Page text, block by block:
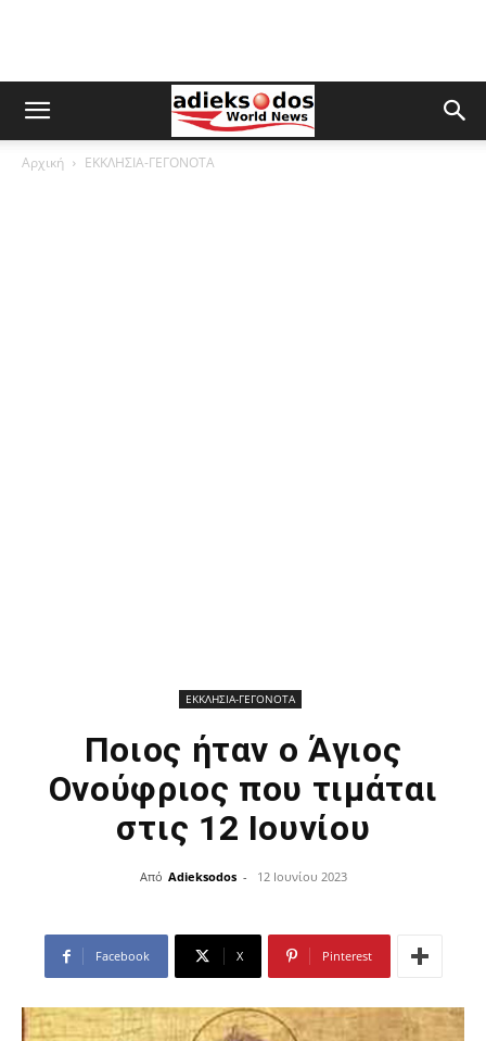
Αρχική ΕΚΚΛΗΣΙΑ-ΓΕΓΟΝΟΤΑ
ΕΚΚΛΗΣΙΑ-ΓΕΓΟΝΟΤΑ
Ποιος ήταν ο Άγιος
Ονούφριος που τιμάται
στις 12 Ιουνίου
Από Adieksodos - 12 Ιουνίου 2023
Facebook X Pinterest